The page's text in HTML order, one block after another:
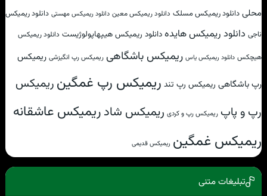
محلی دانلود ریمیکس مسلک دانلود ریمیکس معین دانلود ریمیکس مهستی دانلود ریمیکس
ناجی دانلود ریمیکس هایدهدانلود ریمیکس هیپهاپولوژیست دانلود ریمیکس
هیچکس دانلود ریمیکس یاس ریمیکس باشگاهی ریمیکس رپ انگیزشی ریمیکس
رپ باشگاهی ریمیکس رپ تند ریمیکس رپ غمگین ریمیکس
رپ و پاپ ریمیکس رپ و کردی ریمیکس شادریمیکس عاشقانه
ریمیکس غمگین ریمیکس قدیمی
تبلیغات متنی